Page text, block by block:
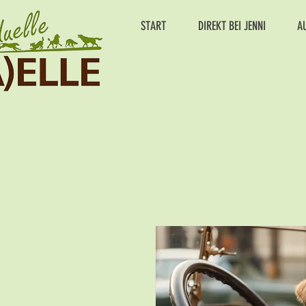
START DIREKT BEI JENNI